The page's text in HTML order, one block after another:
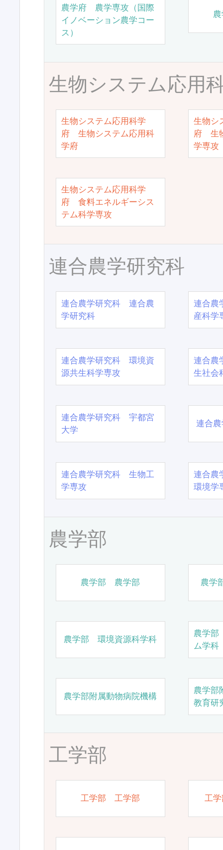
農学府 農学専攻（国際
イノベーション農学コー
ス）
生物システム応用
生物システム応用科学
府 生物システム応用科
学府
生物シ
府 生
学専攻
生物システム応用科学
府 食料エネルギーシス
テム科学専攻
連合農学研究科
連合農学研究科 連合農
学研究科
連合農
産科学
連合農学研究科 環境資
源共生科学専攻
連合農
生社会
連合農学研究科 宇都宮
大学
連合
連合農学研究科 生物工
学専攻
連合農
環境学
農学部
農学部 農学部 農学
農学部 環境資源科学科
農学
ム学科
農学部附属動物病院機構
農学部
教育研
工学部
工学部 工学部 工